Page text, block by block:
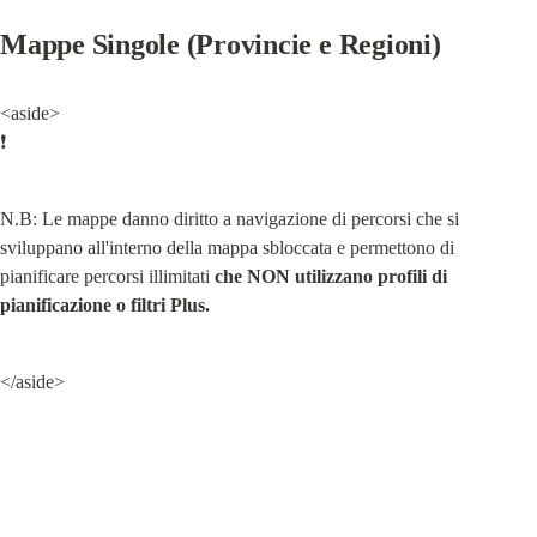
Mappe Singole (Provincie e Regioni)
<aside>
❗
N.B: Le mappe danno diritto a navigazione di percorsi che si
sviluppano all'interno della mappa sbloccata e permettono di
pianificare percorsi illimitati che NON utilizzano profili di
pianificazione o filtri Plus.
</aside>